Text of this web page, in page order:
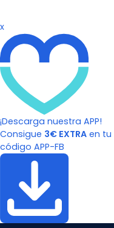
x
¡Descarga nuestra APP!
Consigue 3€ EXTRA en tu
código APP-FB